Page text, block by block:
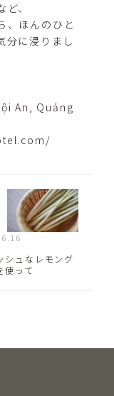
、
、ほんのひと
分に浸りまし
An, Quảng
シュなレモング
使って